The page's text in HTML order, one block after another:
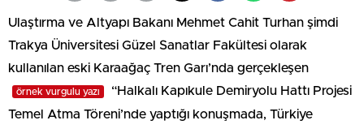
Ulaştırma ve Altyapı Bakanı Mehmet Cahit Turhan şimdi
Trakya Üniversitesi Güzel Sanatlar Fakültesi olarak
kullanılan eski Karaağaç Tren Garı’nda gerçekleşen
örnek vurgulu yazı
“Halkalı Kapıkule Demiryolu Hattı Projesi
Temel Atma Töreni’nde yaptığı konuşmada, Türkiye